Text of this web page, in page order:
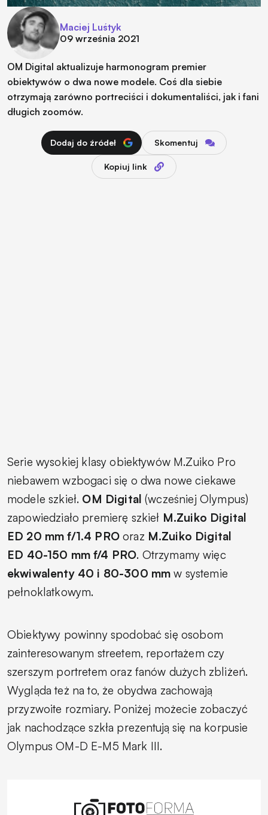
Maciej Luśtyk
09 września 2021
OM Digital aktualizuje harmonogram premier
obiektywów o dwa nowe modele. Coś dla siebie
otrzymają zarówno portreciści i dokumentaliści, jak i fani
długich zoomów.
Dodaj do źródeł Skomentuj
Kopiuj link
Serie wysokiej klasy obiektywów M.Zuiko Pro
niebawem wzbogaci się o dwa nowe ciekawe
modele szkieł. OM Digital (wcześniej Olympus)
zapowiedziało premierę szkieł M.Zuiko Digital
ED 20 mm f/1.4 PROoraz M.Zuiko Digital
ED 40-150 mm f/4 PRO. Otrzymamy więc
ekwiwalenty 40 i 80-300 mm w systemie
pełnoklatkowym.
Obiektywy powinny spodobać się osobom
zainteresowanym streetem, reportażem czy
szerszym portretem oraz fanów dużych zbliżeń.
Wygląda też na to, że obydwa zachowają
przyzwoite rozmiary. Poniżej możecie zobaczyć
jak nachodzące szkła prezentują się na korpusie
Olympus OM-D E-M5 Mark III.